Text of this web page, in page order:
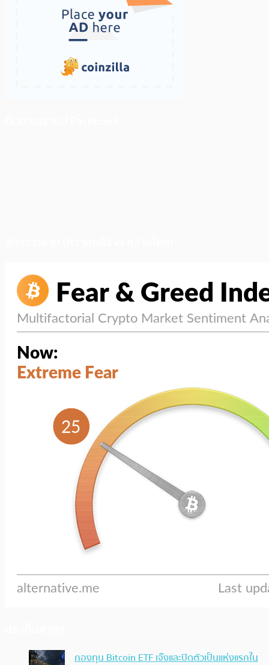
กองทุน Bitcoin ETF เจ๊งและปิดตัวเป็นแห่งแรกใน